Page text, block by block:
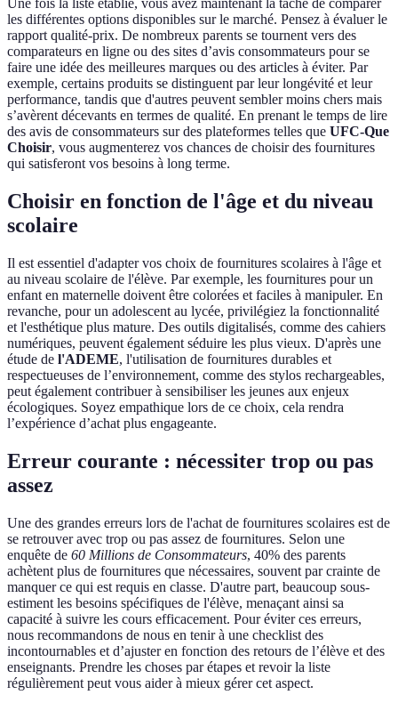
Une fois la liste établie, vous avez maintenant la tâche de comparer
les différentes options disponibles sur le marché. Pensez à évaluer le
rapport qualité-prix. De nombreux parents se tournent vers des
comparateurs en ligne ou des sites d’avis consommateurs pour se
faire une idée des meilleures marques ou des articles à éviter. Par
exemple, certains produits se distinguent par leur longévité et leur
performance, tandis que d'autres peuvent sembler moins chers mais
s’avèrent décevants en termes de qualité. En prenant le temps de lire
des avis de consommateurs sur des plateformes telles que UFC-Que
Choisir, vous augmenterez vos chances de choisir des fournitures
qui satisferont vos besoins à long terme.
Choisir en fonction de l'âge et du niveau
scolaire
Il est essentiel d'adapter vos choix de fournitures scolaires à l'âge et
au niveau scolaire de l'élève. Par exemple, les fournitures pour un
enfant en maternelle doivent être colorées et faciles à manipuler. En
revanche, pour un adolescent au lycée, privilégiez la fonctionnalité
et l'esthétique plus mature. Des outils digitalisés, comme des cahiers
numériques, peuvent également séduire les plus vieux. D'après une
étude de l'ADEME, l'utilisation de fournitures durables et
respectueuses de l’environnement, comme des stylos rechargeables,
peut également contribuer à sensibiliser les jeunes aux enjeux
écologiques. Soyez empathique lors de ce choix, cela rendra
l’expérience d’achat plus engageante.
Erreur courante : nécessiter trop ou pas
assez
Une des grandes erreurs lors de l'achat de fournitures scolaires est de
se retrouver avec trop ou pas assez de fournitures. Selon une
enquête de 60 Millions de Consommateurs, 40% des parents
achètent plus de fournitures que nécessaires, souvent par crainte de
manquer ce qui est requis en classe. D'autre part, beaucoup sous-
estiment les besoins spécifiques de l'élève, menaçant ainsi sa
capacité à suivre les cours efficacement. Pour éviter ces erreurs,
nous recommandons de nous en tenir à une checklist des
incontournables et d’ajuster en fonction des retours de l’élève et des
enseignants. Prendre les choses par étapes et revoir la liste
régulièrement peut vous aider à mieux gérer cet aspect.